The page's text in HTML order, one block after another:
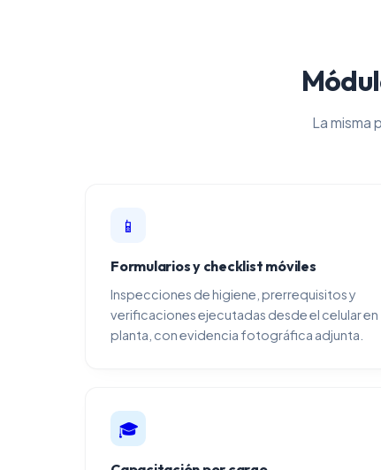
La misma
📱
Formularios y checklist móviles
Inspecciones de higiene, prerrequisitos y
verificaciones ejecutadas desde el celular en
planta, con evidencia fotográfica adjunta.
🎓